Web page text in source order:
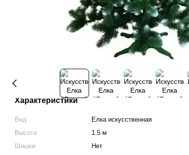
Характеристики
Вид
Елка искусственная
Высота
1.5 м
Шишки
Нет